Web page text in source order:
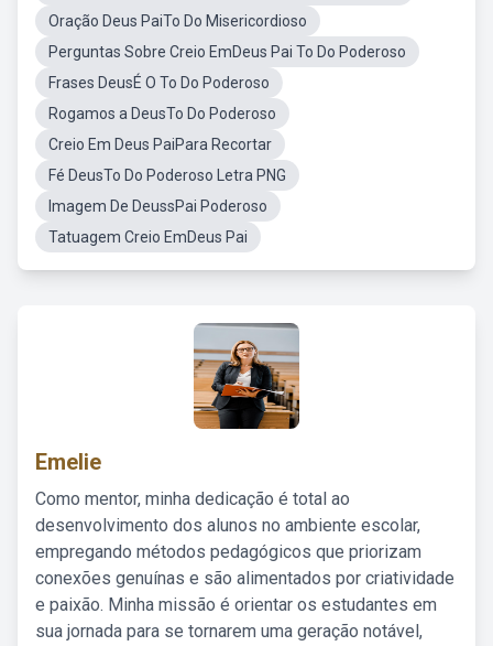
Oração Deus PaiTo Do Misericordioso
Perguntas Sobre Creio EmDeus Pai To Do Poderoso
Frases DeusÉ O To Do Poderoso
Rogamos a DeusTo Do Poderoso
Creio Em Deus PaiPara Recortar
Fé DeusTo Do Poderoso Letra PNG
Imagem De DeussPai Poderoso
Tatuagem Creio EmDeus Pai
Emelie
Como mentor, minha dedicação é total ao
desenvolvimento dos alunos no ambiente escolar,
empregando métodos pedagógicos que priorizam
conexões genuínas e são alimentados por criatividade
e paixão. Minha missão é orientar os estudantes em
sua jornada para se tornarem uma geração notável,